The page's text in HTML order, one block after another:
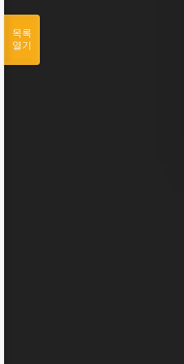
목록
열기